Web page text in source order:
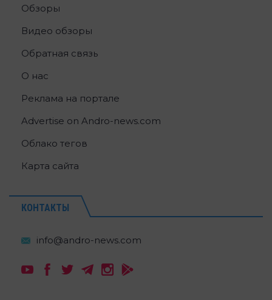
Обзоры
Видео обзоры
Обратная связь
О нас
Реклама на портале
Advertise on Andro-news.com
Облако тегов
Карта сайта
КОНТАКТЫ